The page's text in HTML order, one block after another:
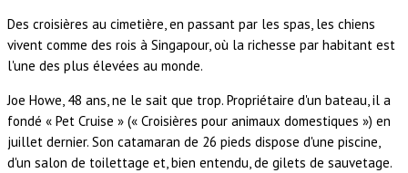
Des croisières au cimetière, en passant par les spas, les chiens
vivent comme des rois à Singapour, où la richesse par habitant est
l'une des plus élevées au monde.
Joe Howe, 48 ans, ne le sait que trop. Propriétaire d'un bateau, il a
fondé « Pet Cruise » (« Croisières pour animaux domestiques ») en
juillet dernier. Son catamaran de 26 pieds dispose d'une piscine,
d'un salon de toilettage et, bien entendu, de gilets de sauvetage.